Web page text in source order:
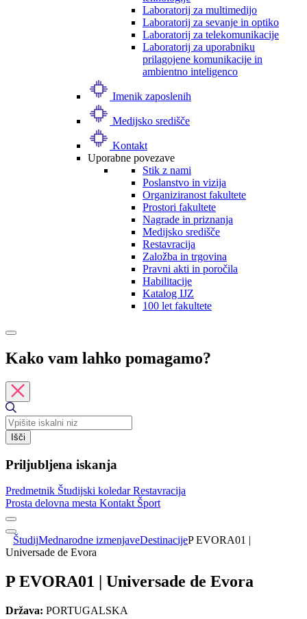
Laboratorij za multimedijo
Laboratorij za sevanje in optiko
Laboratorij za telekomunikacije
Laboratorij za uporabniku
prilagojene komunikacije in
ambientno inteligenco
Imenik zaposlenih
Medijsko središče
Kontakt
Uporabne povezave
Stik z nami
Poslanstvo in vizija
Organiziranost fakultete
Prostori fakultete
Nagrade in priznanja
Medijsko središče
Restavracija
Založba in trgovina
Pravni akti in poročila
Habilitacije
Katalog IJZ
100 let fakultete
Kako vam lahko pomagamo?
Išči
Priljubljena iskanja
Predmetnik Študijski koledarRestavracija
Prosta delovna mesta Kontakt Šport
ŠtudijMednarodne izmenjaveDestinacijeP EVORA01 |
Universade de Evora
P EVORA01 | Universade de Evora
Država: PORTUGALSKA